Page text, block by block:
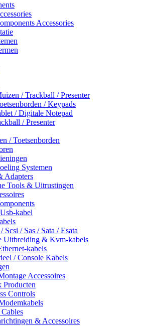
Accessories
/ Trackball / Presenter
/ Keypads
/ Digitale Notepad
/ Presenter
/ Toetsenborden
Systemen
Adapters
Tools & Uitrustingen
kabel
Scsi / Sas / Sata / Esata
Uitbreiding & Kvm-kabels
kabels
/ Console Kabels
Accessoires
Producten
Controls
& Accessoires